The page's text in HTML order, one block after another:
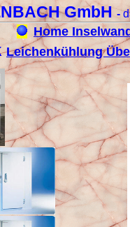
GmbH-
Home
Leichenkühlung